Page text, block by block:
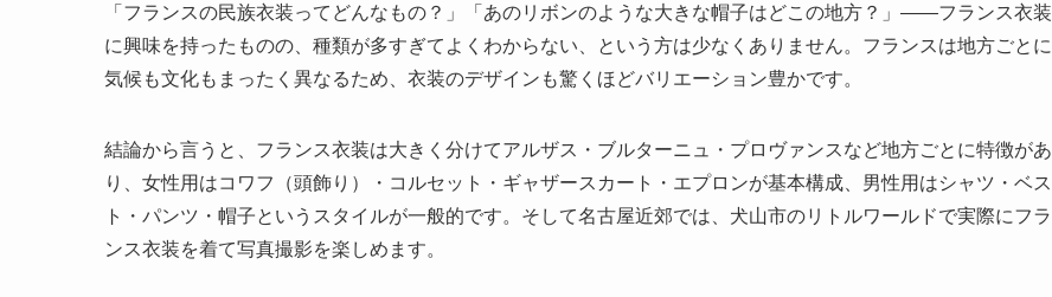
「フランスの民族衣装ってどんなもの？」「あのリボンのような大きな帽子はどこの地方？」——フランス衣装
に興味を持ったものの、種類が多すぎてよくわからない、という方は少なくありません。フランスは地方ごとに
気候も文化もまったく異なるため、衣装のデザインも驚くほどバリエーション豊かです。
結論から言うと、フランス衣装は大きく分けてアルザス・ブルターニュ・プロヴァンスなど地方ごとに特徴があ
り、女性用はコワフ（頭飾り）・コルセット・ギャザースカート・エプロンが基本構成、男性用はシャツ・ベス
ト・パンツ・帽子というスタイルが一般的です。そして名古屋近郊では、犬山市のリトルワールドで実際にフラ
ンス衣装を着て写真撮影を楽しめます。